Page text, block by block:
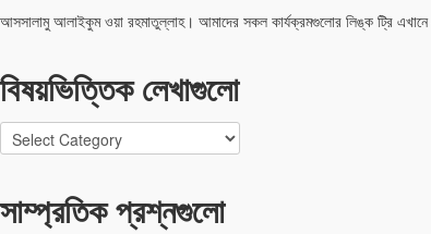
আসসালামু আলাইকুম ওয়া রহমাতুল্লাহ। আমাদের সকল কার্যক্রমগুলোর লিঙ্ক ট্রি
বিষয়ভিত্তিক লেখাগুলো
বিষয়ভিত্তিক
লেখাগুলো
সাম্প্রতিক প্রশ্নগুলো